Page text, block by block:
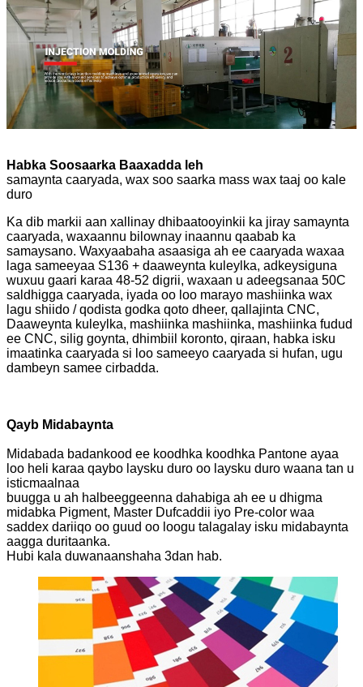
Habka Soosaarka Baaxadda leh
samaynta caaryada, wax soo saarka mass wax taaj oo kale
duro
Ka dib markii aan xallinay dhibaatooyinkii ka jiray samaynta
caaryada, waxaannu bilownay inaannu qaabab ka
samaysano. Waxyaabaha asaasiga ah ee caaryada waxaa
laga sameeyaa S136 + daaweynta kuleylka, adkeysiguna
wuxuu gaari karaa 48-52 digrii, waxaan u adeegsanaa 50C
saldhigga caaryada, iyada oo loo marayo mashiinka wax
lagu shiido / qodista godka qoto dheer, qallajinta CNC,
Daaweynta kuleylka, mashiinka mashiinka, mashiinka fudud
ee CNC, silig goynta, dhimbiil koronto, qiraan, habka isku
imaatinka caaryada si loo sameeyo caaryada si hufan, ugu
dambeyn samee cirbadda.
Qayb Midabaynta
Midabada badankood ee koodhka koodhka Pantone ayaa
loo heli karaa qaybo laysku duro oo laysku duro waana tan u
isticmaalnaa
buugga u ah halbeeggeenna dahabiga ah ee u dhigma
midabka Pigment, Master Dufcaddii iyo Pre-color waa
saddex dariiqo oo guud oo loogu talagalay isku midabaynta
aagga duritaanka.
Hubi kala duwanaanshaha 3dan hab.